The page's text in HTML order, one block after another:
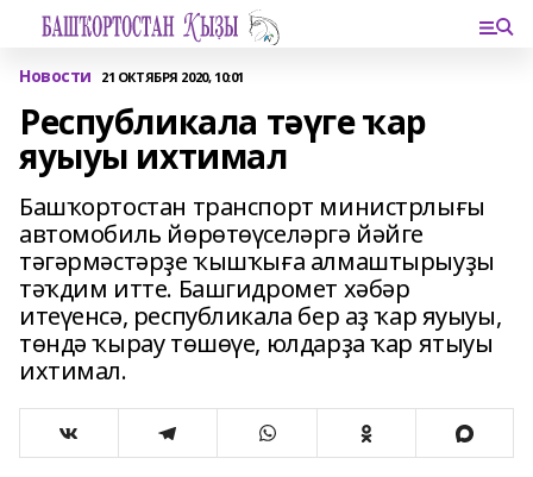
Новости 21 ОКТЯБРЯ 2020, 10:01
Республикала тәүге ҡар
яуыуы ихтимал
Башҡортостан транспорт министрлығы
автомобиль йөрөтөүселәргә йәйге
тәгәрмәстәрҙе ҡышҡыға алмаштырыуҙы
тәҡдим итте. Башгидромет хәбәр
итеүенсә, республикала бер аҙ ҡар яуыуы,
төндә ҡырау төшөүе, юлдарҙа ҡар ятыуы
ихтимал.